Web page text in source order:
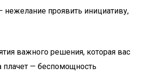
нежелание проявить инициативу,
важного решения, которая вас
— беспомощность